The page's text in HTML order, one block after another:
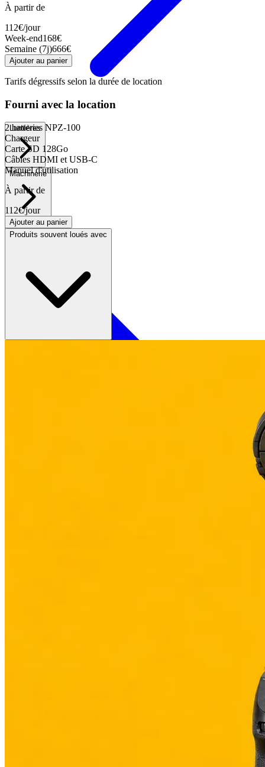
Lumières
Machinerie
Audio
À partir de
112€/jour
Week-end168€
Semaine (7j)666€
Ajouter au panier
Tarifs dégressifs selon la durée de location
Fourni avec la location
2 batteries NPZ-100
Chargeur
Carte SD 128Go
Câbles HDMI et USB-C
Manuel d'utilisation
À partir de
112€/jour
Ajouter au panier
Produits souvent loués avec